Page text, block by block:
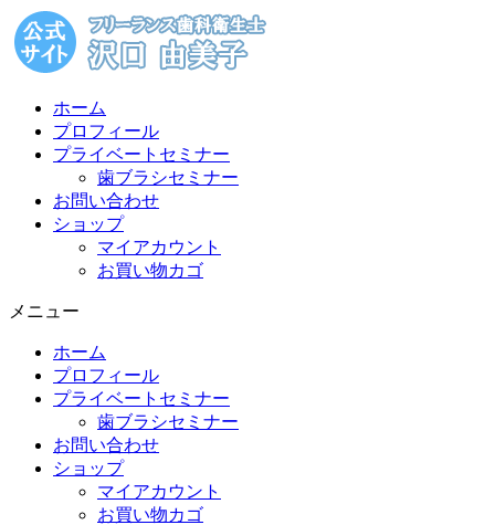
コ
ン
テ
ホーム
プロフィール
プライベートセミナー
歯ブラシセミナー
お問い合わせ
ショップ
マイアカウント
お買い物カゴ
メニュー
ホーム
プロフィール
プライベートセミナー
歯ブラシセミナー
お問い合わせ
ショップ
マイアカウント
お買い物カゴ